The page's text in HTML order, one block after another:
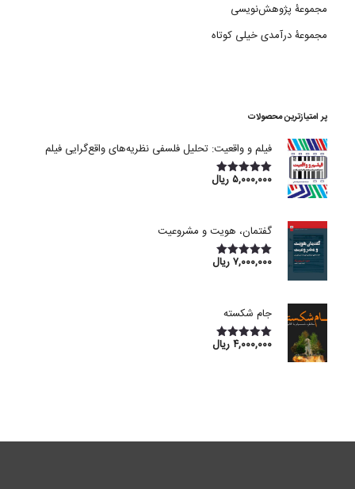
مجموعۀ پژوهش‌نویسی
مجموعۀ درآمدی خیلی کوتاه
پر امتیازترین محصولات
فیلم و واقعیت: تحلیل فلسفی نظریه‌های واقع‌گرایی فیلم
امتیاز5.00۵,۰۰۰,۰۰۰ریال
گفتمان، هویت و مشروعیت
امتیاز5.00۷,۰۰۰,۰۰۰ریال
جام شکسته
امتیاز5.00۴,۰۰۰,۰۰۰ریال